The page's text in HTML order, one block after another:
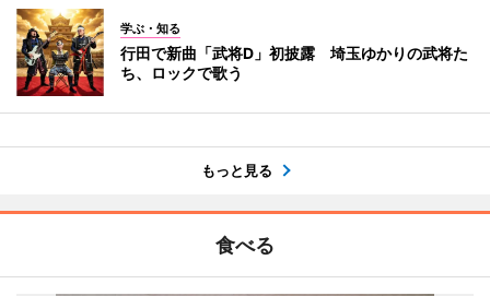
学ぶ・知る
行田で新曲「武将D」初披露 埼玉ゆかりの武将た
ち、ロックで歌う
もっと見る
食べる